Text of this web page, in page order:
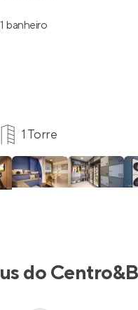
1 banheiro
1 Torre
do